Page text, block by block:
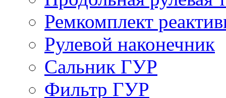
Ремкомплект
Рулевой наконечник
Сальник ГУР
Фильтр ГУР